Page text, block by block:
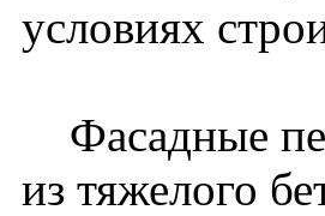
условиях
Фасадные
из тяжелого